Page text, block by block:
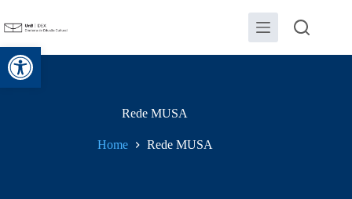
Abrir a barra de ferramentas
Rede MUSA
Home Rede MUSA